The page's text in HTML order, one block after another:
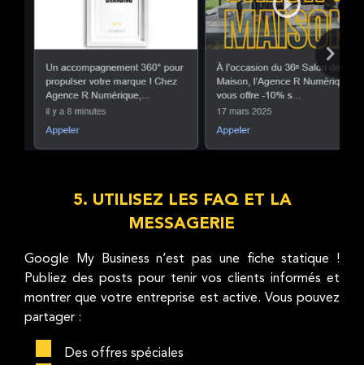
5. UTILISEZ LES FAQ ET LA
MESSAGERIE
Google My Business n’est pas une fiche statique !
Publiez des posts pour tenir vos clients informés et
montrer que votre entreprise est active. Vous pouvez
partager :
Des offres spéciales